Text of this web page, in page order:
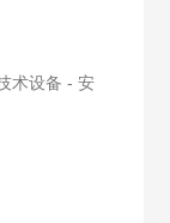
术设备 - 安